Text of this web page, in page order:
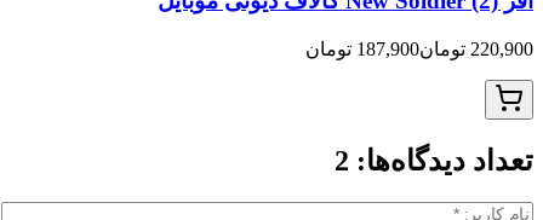
187,900 تومان
دیدگاه‌ها:2